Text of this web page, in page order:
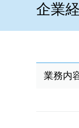
企業
業務内